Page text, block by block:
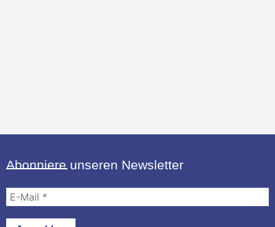
Abonniere unseren Newsletter
Mail